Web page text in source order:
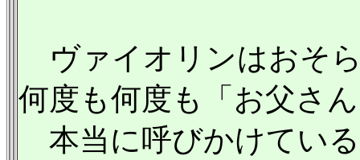
ヴァイオリンはおそ
何度も何度も「お父さ
本当に呼びかけてい